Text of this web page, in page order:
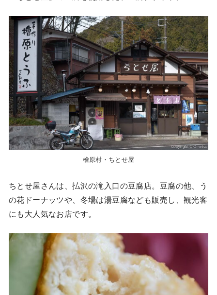
檜原村・ちとせ屋
ちとせ屋さんは、払沢の滝入口の豆腐店。豆腐の他、う
の花ドーナッツや、冬場は湯豆腐なども販売し、観光客
にも大人気なお店です。